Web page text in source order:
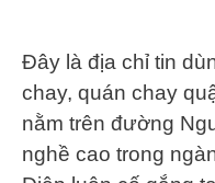
Đây là địa chỉ tin
chay, quán chay
nằm trên đường
nghề cao trong